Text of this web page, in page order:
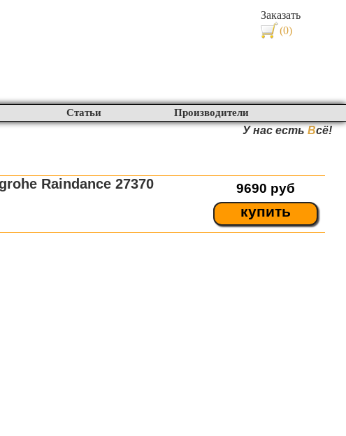
Заказать
(0)
Статьи Производители
У нас есть Всё!
9690 руб
купить
Raindance 27370